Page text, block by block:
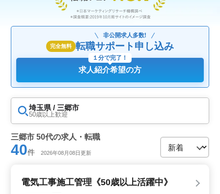
完全無料
非公開求人多数!
転職サポート申し込み
求人紹介希望の方
１分で完了！
埼玉県 / 三郷市
50歳以上歓迎
三郷市 50代の求人・転職
40件 2026年08月08日更新
電気工事施工管理《50歳以上活躍中》